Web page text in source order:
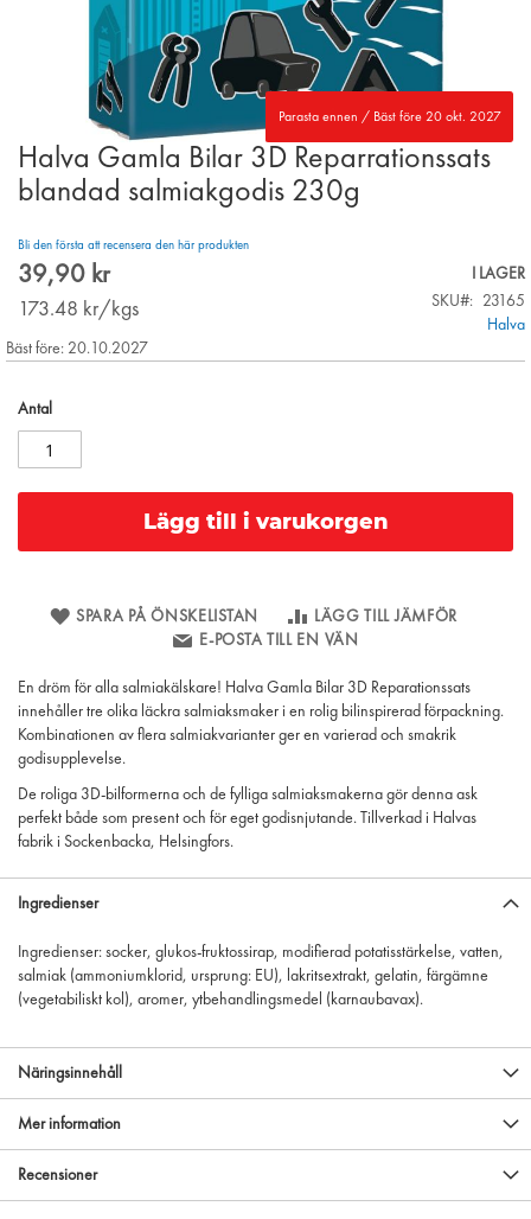
Parasta ennen / Bäst före 20 okt. 2027
Skip
to
the
of
the
gallery
Halva Gamla Bilar 3D Reparrationssats
blandad salmiakgodis 230g
Bli den första att recensera den här produkten
39,90 kr
173.48 kr/kgs
I LAGER
SKU
23165
Halva
Bäst före: 20.10.2027
Antal
Lägg till i varukorgen
SPARA PÅ ÖNSKELISTAN
LÄGG TILL JÄMFÖR
E-POSTA TILL EN VÄN
En dröm för alla salmiakälskare! Halva Gamla Bilar 3D Reparationssats
innehåller tre olika läckra salmiaksmaker i en rolig bilinspirerad förpackning.
Kombinationen av flera salmiakvarianter ger en varierad och smakrik
godisupplevelse.
De roliga 3D-bilformerna och de fylliga salmiaksmakerna gör denna ask
perfekt både som present och för eget godisnjutande. Tillverkad i Halvas
fabrik i Sockenbacka, Helsingfors.
Ingredienser
Ingredienser: socker, glukos-fruktossirap, modifierad potatisstärkelse, vatten,
salmiak (ammoniumklorid, ursprung: EU), lakritsextrakt, gelatin, färgämne
(vegetabiliskt kol), aromer, ytbehandlingsmedel (karnaubavax).
Näringsinnehåll
Mer information
Recensioner